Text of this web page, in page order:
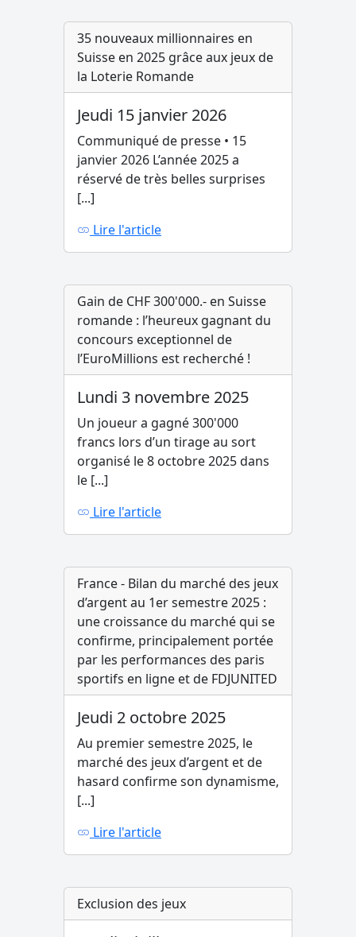
35 nouveaux millionnaires en
Suisse en 2025 grâce aux jeux de
la Loterie Romande
Jeudi 15 janvier 2026
Communiqué de presse • 15
janvier 2026 L’année 2025 a
réservé de très belles surprises
[...]
Lire l'article
Gain de CHF 300'000.- en Suisse
romande : l’heureux gagnant du
concours exceptionnel de
l’EuroMillions est recherché !
Lundi 3 novembre 2025
Un joueur a gagné 300'000
francs lors d’un tirage au sort
organisé le 8 octobre 2025 dans
le [...]
Lire l'article
France - Bilan du marché des jeux
d’argent au 1er semestre 2025 :
une croissance du marché qui se
confirme, principalement portée
par les performances des paris
sportifs en ligne et de FDJUNITED
Jeudi 2 octobre 2025
Au premier semestre 2025, le
marché des jeux d’argent et de
hasard confirme son dynamisme,
[...]
Lire l'article
Exclusion des jeux